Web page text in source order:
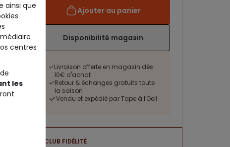
Ajouter au panier
Disponibilité magasin
Livraison offerte en magasin dès
10€ d'achat
Retour & échanges gratuits toute
la saison
Vendu et expédié par Tape à l'Oeil
CLUB FIDÉLITÉ
ainsi que
centres
les